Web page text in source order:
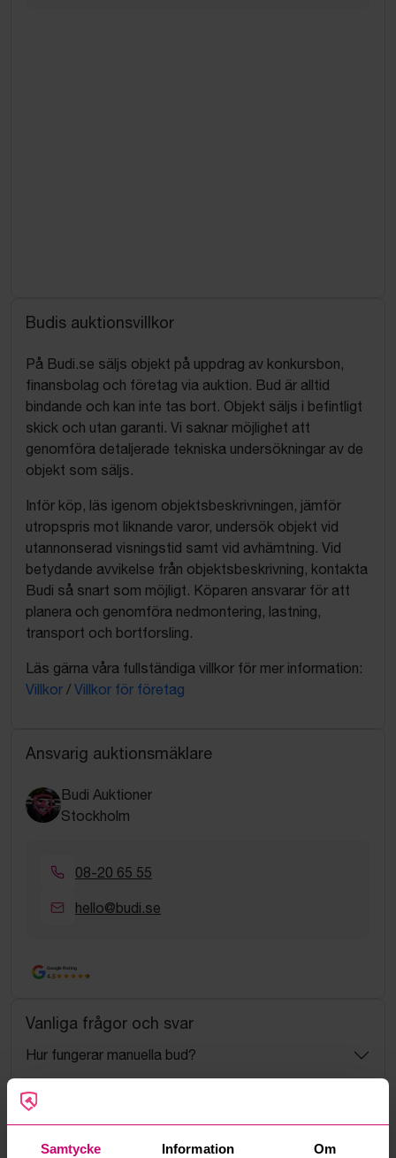
Samtycke Information Om
Budis auktionsvillkor
På Budi.se säljs objekt på uppdrag av konkursbon,
finansbolag och företag via auktion. Bud är alltid
bindande och kan inte tas bort. Objekt säljs i befintligt
skick och utan garanti. Vi saknar möjlighet att
genomföra detaljerade tekniska undersökningar av de
objekt som säljs.
Inför köp, läs igenom objektsbeskrivningen, jämför
utropspris mot liknande varor, undersök objekt vid
utannonserad visningstid samt vid avhämtning. Vid
betydande avvikelse från objektsbeskrivning, kontakta
Budi så snart som möjligt. Köparen ansvarar för att
planera och genomföra nedmontering, lastning,
transport och bortforsling.
Läs gärna våra fullständiga villkor för mer information:
Villkor / Villkor för företag
Ansvarig auktionsmäklare
Budi Auktioner
Stockholm
08-20 65 55
hello@budi.se
Google Rating
4.5
Vanliga frågor och svar
Hur fungerar manuella bud?
Vad innebär serviceavgift?
Vad är ett reservationspris?